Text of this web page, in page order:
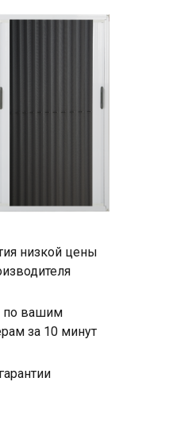
низкой цены
по вашим
за 10 минут